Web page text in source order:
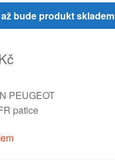
bude produkt skladem
PEUGEOT
patice